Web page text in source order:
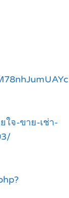
ใจ-ขาย-เช่า-